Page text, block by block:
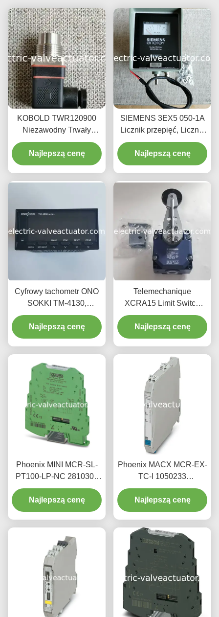
KOBOLD TWR120900
Niezawodny Trwały
Kompaktowy Wyłącznik
Końcowy do Automatyki
Przemysłowej
Najlepszą cenę
SIEMENS 3EX5 050-1A
Licznik przepięć, Licznik
zadziałań ochrony
odgromowej, Licznik SPD
Najlepszą cenę
Cyfrowy tachometr ONO
SOKKI TM-4130,
odpowiedni do różnych
potrzeb pomiaru
prędkości
Najlepszą cenę
Telemechanique
XCRA15 Limit Switch
220VAC 3A - ograniczacz
ruchu przemysłowego
Najlepszą cenę
Phoenix MINI MCR-SL-
PT100-LP-NC 2810308
Precyzyjny czujnik
temperatury
Najlepszą cenę
Phoenix MACX MCR-EX-
TC-I 1050233
Przewodnik pomiarowy
temperatury odporny na
wybuch
Najlepszą cenę